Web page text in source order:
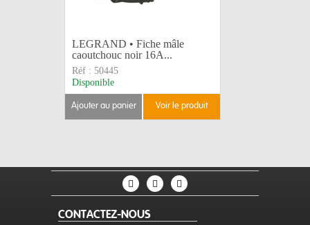
LEGRAND • Fiche mâle
caoutchouc noir 16A...
Réf : 50445
Disponible
ajouter au panier voir le produit
CONTACTEZ-NOUS